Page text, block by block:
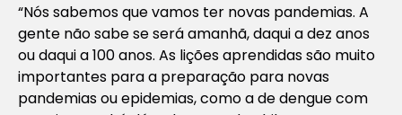
“Nós sabemos que vamos ter novas pandemias. A
gente não sabe se será amanhã, daqui a dez anos
ou daqui a 100 anos. As lições aprendidas são muito
importantes para a preparação para novas
pandemias ou epidemias, como a de dengue com